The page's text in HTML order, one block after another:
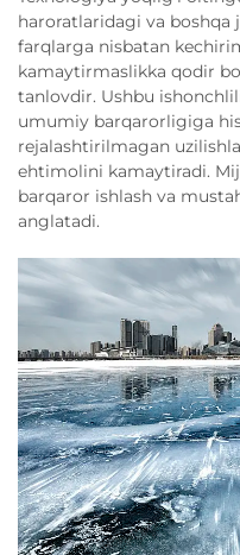
haroratlaridagi va boshqa
farqlarga nisbatan
kamaytirmaslikka qodir
tanlovdir. Ushbu
umumiy barqarorligiga
rejalashtirilmagan
ehtimolini kamaytiradi.
barqaror ishlash va
anglatadi.